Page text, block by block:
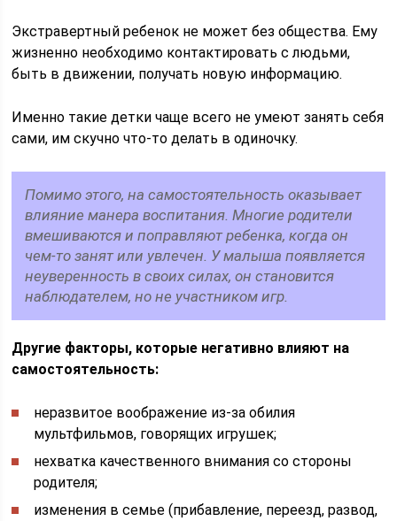
Экстравертный ребенок не может без общества. Ему
жизненно необходимо контактировать с людьми,
быть в движении, получать новую информацию.
Именно такие детки чаще всего не умеют занять себя
сами, им скучно что-то делать в одиночку.
Помимо этого, на самостоятельность оказывает
влияние манера воспитания. Многие родители
вмешиваются и поправляют ребенка, когда он
чем-то занят или увлечен. У малыша появляется
неуверенность в своих силах, он становится
наблюдателем, но не участником игр.
Другие факторы, которые негативно влияют на
самостоятельность:
неразвитое воображение из-за обилия
мультфильмов, говорящих игрушек;
нехватка качественного внимания со стороны
родителя;
изменения в семье (прибавление, переезд, развод,